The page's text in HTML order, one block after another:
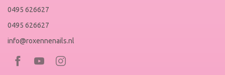
0495 626627
0495 626627
info@roxennenails.nl
Bezoek